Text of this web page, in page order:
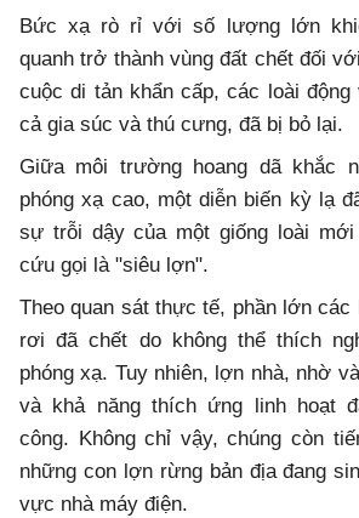
Bức xạ rò rỉ với số lượng lớn
quanh trở thành vùng đất chết đối
cuộc di tản khẩn cấp, các loài động
cả gia súc và thú cưng, đã bị bỏ lại.
Giữa môi trường hoang dã khắc
phóng xạ cao, một diễn biến kỳ lạ
sự trỗi dậy của một giống loài
cứu gọi là "siêu lợn".
Theo quan sát thực tế, phần lớn các
rơi đã chết do không thể thích
phóng xạ. Tuy nhiên, lợn nhà, nhờ
và khả năng thích ứng linh hoạt
công. Không chỉ vậy, chúng còn
những con lợn rừng bản địa đang
vực nhà máy điện.